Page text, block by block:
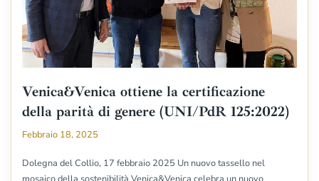
Venica&Venica ottiene la certificazione
della parità di genere (UNI/PdR 125:2022)
Febbraio 18, 2025
Dolegna del Collio, 17 febbraio 2025 Un nuovo tassello nel